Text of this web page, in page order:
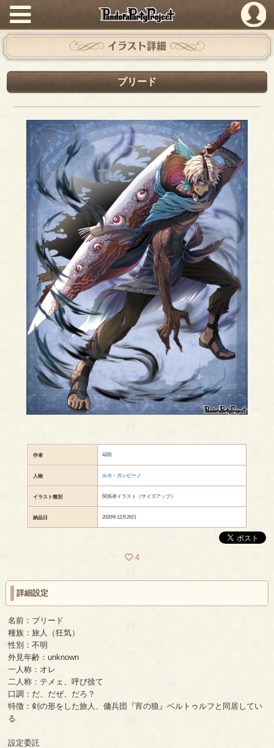
PandoraPartyProject
イラスト詳細
ブリード
作者 42田
人物 ルカ・ガンビーノ
イラスト種別 関係者イラスト（サイズアップ）
納品日 2020年12月26日
4
詳細設定
名前：ブリード
種族：旅人（狂気）
性別：不明
外見年齢：unknown
一人称：オレ
二人称：テメェ、呼び捨て
口調：だ、だぜ、だろ？
特徴：剣の形をした旅人、傭兵団『宵の狼』ベルトゥルフと同居してい
る
設定委託